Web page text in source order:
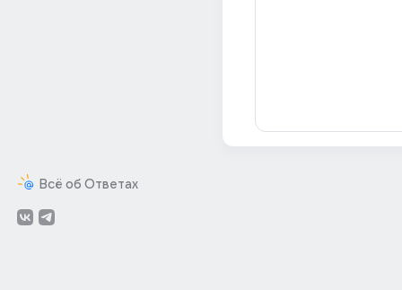
Всё об Ответах